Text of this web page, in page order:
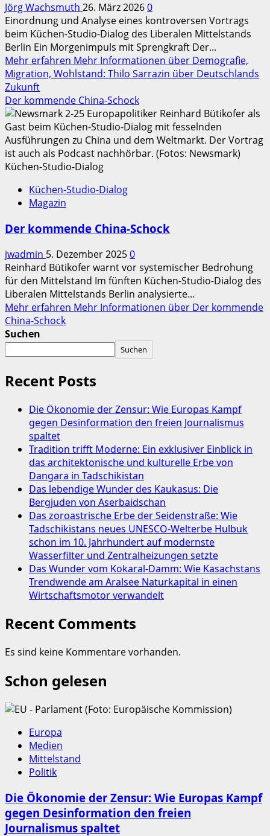
Jörg Wachsmuth 26. März 20260
Einordnung und Analyse eines kontroversen Vortrags
beim Küchen‑Studio‑Dialog des Liberalen Mittelstands
Berlin Ein Morgenimpuls mit Sprengkraft Der...
Mehr erfahren Mehr Informationen über Demografie,
Migration, Wohlstand: Thilo Sarrazin über Deutschlands
Zukunft
Der kommende China-Schock
Küchen-Studio-Dialog
Magazin
Der kommende China-Schock
jwadmin 5. Dezember 20250
Reinhard Bütikofer warnt vor systemischer Bedrohung
für den Mittelstand Im fünften Küchen-Studio-Dialog des
Liberalen Mittelstands Berlin analysierte...
Mehr erfahren Mehr Informationen über Der kommende
China-Schock
Suchen
Suchen
Recent Posts
Die Ökonomie der Zensur: Wie Europas Kampf
gegen Desinformation den freien Journalismus
spaltet
Tradition trifft Moderne: Ein exklusiver Einblick in
das architektonische und kulturelle Erbe von
Dangara in Tadschikistan
Das lebendige Wunder des Kaukasus: Die
Bergjuden von Aserbaidschan
Das zoroastrische Erbe der Seidenstraße: Wie
Tadschikistans neues UNESCO-Welterbe Hulbuk
schon im 10. Jahrhundert auf modernste
Wasserfilter und Zentralheizungen setzte
Das Wunder vom Kokaral-Damm: Wie Kasachstans
Trendwende am Aralsee Naturkapital in einen
Wirtschaftsmotor verwandelt
Recent Comments
Es sind keine Kommentare vorhanden.
Schon gelesen
Europa
Medien
Mittelstand
Politik
Die Ökonomie der Zensur: Wie Europas Kampf
gegen Desinformation den freien
Journalismus spaltet